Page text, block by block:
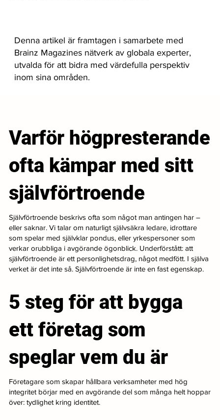
Denna artikel är framtagen i samarbete med
Brainz Magazines nätverk av globala experter,
utvalda för att bidra med värdefulla perspektiv
inom sina områden.
Varför högpresterande
ofta kämpar med sitt
självförtroende
Självförtroende beskrivs ofta som något man antingen har –
eller saknar. Vi talar om naturligt självsäkra ledare, idrottare
som spelar med självklar pondus, eller yrkespersoner som
verkar orubbliga i avgörande ögonblick. Underförstått: att
självförtroende är ett personlighetsdrag, något medfött. I själva
verket är det inte så. Självförtroende är inte en fast egenskap.
5 steg för att bygga
ett företag som
speglar vem du är
Företagare som skapar hållbara verksamheter med hög
integritet börjar med en avgörande del som många helt hoppar
över: tydlighet kring identitet.